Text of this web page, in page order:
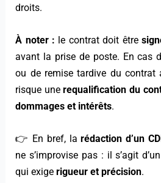
droits.
À noter : le contrat doit être
avant la prise de poste. En cas
ou de remise tardive du contrat
risque unerequalification du
dommages et intérêts.
👉 En bref, larédaction d’un
ne s’improvise pas : il s’agit
qui exigerigueur et précision.